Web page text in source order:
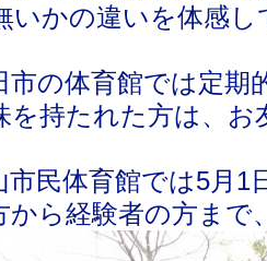
いかの違いを体感し
市の体育館では定
を持たれた方は、
市民体育館では5月
から経験者の方まで